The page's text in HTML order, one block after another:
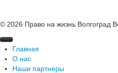
© 2026 Право на жизнь Волгоград
Главная
О нас
Помощь детским домам
Наши партнеры